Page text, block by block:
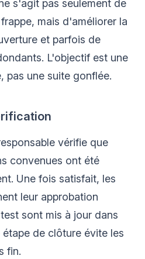
s'agit pas seulement de
mais d'améliorer la
et parfois de
L'objectif est une
pas une suite gonflée.
vérifie que
convenues ont été
Une fois satisfait, les
leur approbation
sont mis à jour dans
de clôture évite les
fin.